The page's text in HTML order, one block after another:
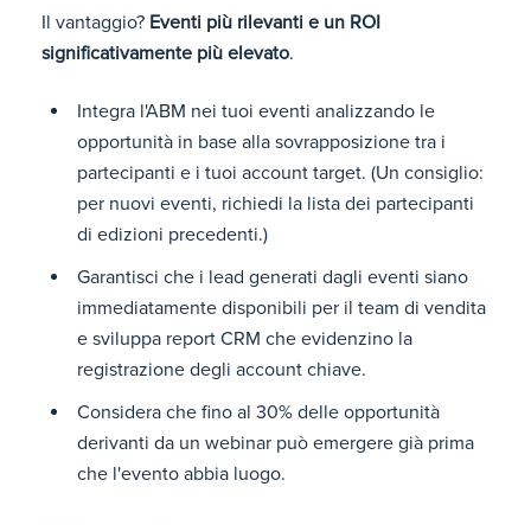
Il vantaggio? Eventi più rilevanti e un ROI
significativamente più elevato.
Integra l'ABM nei tuoi eventi analizzando le
opportunità in base alla sovrapposizione tra i
partecipanti e i tuoi account target. (Un consiglio:
per nuovi eventi, richiedi la lista dei partecipanti
di edizioni precedenti.)
Garantisci che i lead generati dagli eventi siano
immediatamente disponibili per il team di vendita
e sviluppa report CRM che evidenzino la
registrazione degli account chiave.
Considera che fino al 30% delle opportunità
derivanti da un webinar può emergere già prima
che l'evento abbia luogo.